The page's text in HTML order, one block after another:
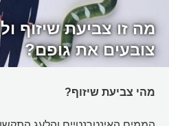
מה זו צביעת שיזוף
צובעים את גופם?
מהי צביעת שיזוף?